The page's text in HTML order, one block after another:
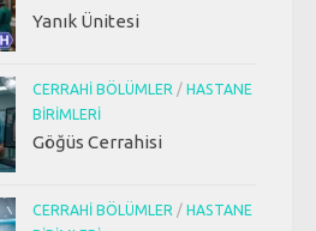
Yanık Ünitesi
CERRAHI BÖLÜMLER / HASTANE
BIRIMLERI
Göğüs Cerrahisi
CERRAHI BÖLÜMLER / HASTANE